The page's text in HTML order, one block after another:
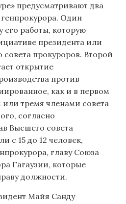
предусматривают два
Один
его работы, которую
президента или
совета прокуроров. Второй
открытие
против
как и в первом
или тремя членами совета
согласно
Высшего совета
с 15 до 12 человек,
главу Союза
Гагаузии, которые
должности.
Майя Санду